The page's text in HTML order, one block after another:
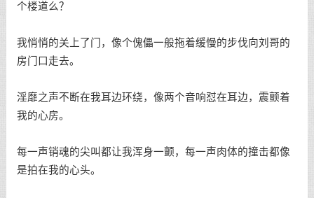
个楼道么？
我悄悄的关上了门，像个傀儡一般拖着缓慢的步伐向刘哥的
房门口走去。
淫靡之声不断在我耳边环绕，像两个音响怼在耳边，震颤着
我的心房。
每一声销魂的尖叫都让我浑身一颤，每一声肉体的撞击都像
是拍在我的心头。